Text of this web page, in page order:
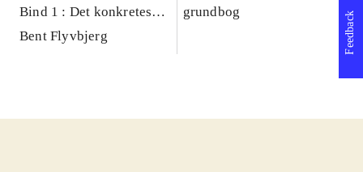
Bind 1 : Det konkretes
videnskab
Bent Flyvbjerg
grundbog
Feedback